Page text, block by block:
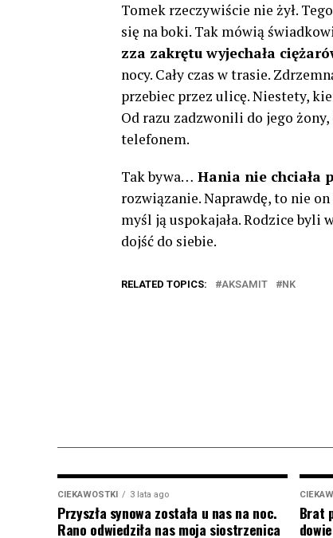
Tomek rzeczywiście nie żył.
się na boki. Tak mówią
zza zakrętu wyjechała
nocy. Cały czas w trasie.
przebiec przez ulicę. Niestety,
Od razu zadzwonili do jego
telefonem.
Tak bywa… Hania nie chciała
rozwiązanie. Naprawdę, to nie
myśl ją uspokajała. Rodzice byli
dojść do siebie.
RELATED TOPICS: AKSAMIT NK
CIEKAWOSTKI 3 lata ago
Przyszła synowa została u nas na noc.
Rano odwiedziła nas moja siostrzenica
Brat